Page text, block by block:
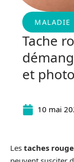
MALADIE
Tache
et
10 mai
Les taches